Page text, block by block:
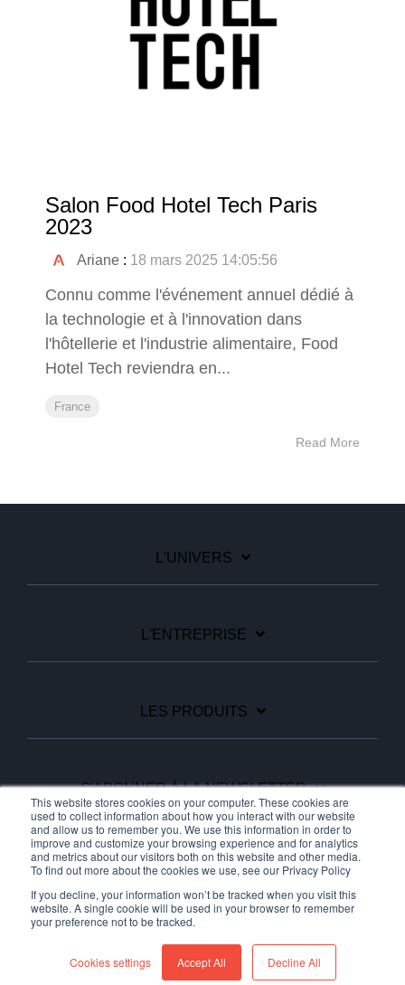
This website stores cookies on your computer. These cookies are
used to collect information about how you interact with our website
and allow us to remember you. We use this information in order to
improve and customize your browsing experience and for analytics
and metrics about our visitors both on this website and other media.
To find out more about the cookies we use, see our Privacy Policy
If you decline, your information won’t be tracked when you visit this
website. A single cookie will be used in your browser to remember
your preference not to be tracked.
Cookies settings Accept All Decline All
Salon Food Hotel Tech Paris
2023
Ariane : 18 mars 2025 14:05:56
Connu comme l'événement annuel dédié à
la technologie et à l'innovation dans
l'hôtellerie et l'industrie alimentaire, Food
Hotel Tech reviendra en...
France
Read More
L'UNIVERS
L'ENTREPRISE
LES PRODUITS
S'ABONNER À LA NEWSLETTER
© 2026 Ariane Systems
FacebookLinkedinYouTube